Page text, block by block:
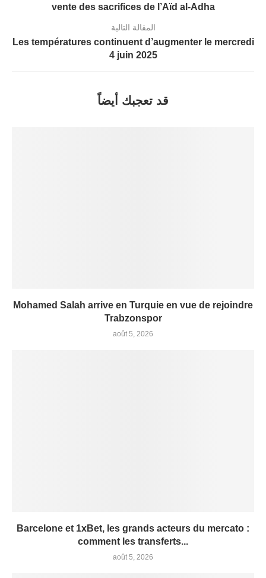
vente des sacrifices de l’Aïd al-Adha
المقالة التالية
Les températures continuent d’augmenter le mercredi
4 juin 2025
قد تعجبك أيضاً
Mohamed Salah arrive en Turquie en vue de rejoindre
Trabzonspor
août 5, 2026
Barcelone et 1xBet, les grands acteurs du mercato :
comment les transferts...
août 5, 2026